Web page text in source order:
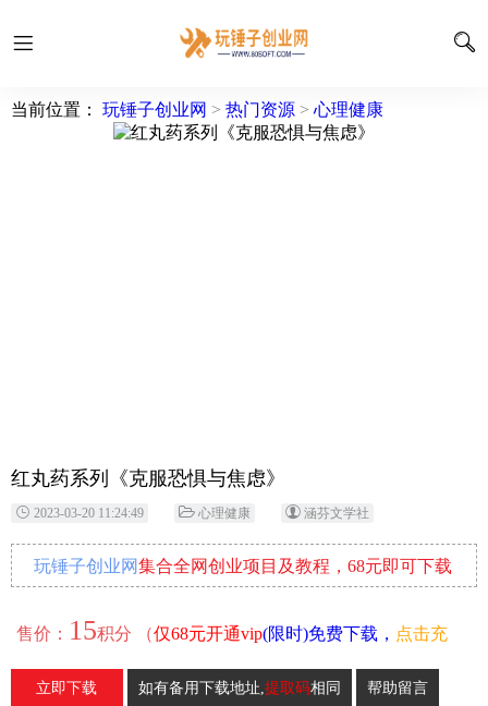
当前位置： 玩锤子创业网 > 热门资源 > 心理健康
红丸药系列《克服恐惧与焦虑》
2023-03-20 11:24:49 心理健康 涵芬文学社
玩锤子创业网集合全网创业项目及教程，68元即可下载
售价： 15积分 （仅68元开通vip(限时)免费下载， 点击充
）
立即下载 如有备用下载地址,提取码相同 帮助留言